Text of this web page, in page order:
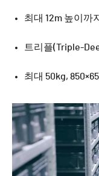
최대 12m 높이까
트리플(Triple-
최대 50kg,